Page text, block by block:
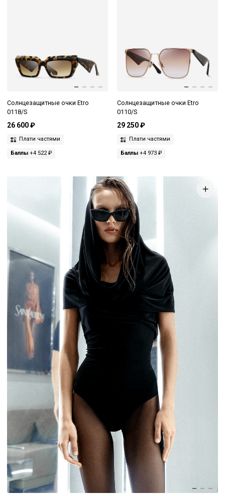
Солнцезащитные очки Etro
0118/S
26 600 ₽
Плати частями
Баллы +4 522 ₽
Солнцезащитные очки Etro
0110/S
29 250 ₽
Плати частями
Баллы+4 973 ₽